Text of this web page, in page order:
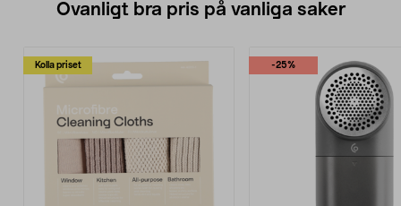
Ovanligt bra pris på vanliga saker
Kolla priset -25%